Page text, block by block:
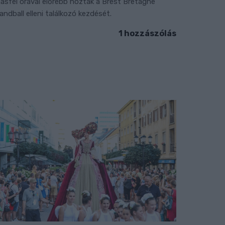
elleni találkozó kezdését.
1 hozzászólás